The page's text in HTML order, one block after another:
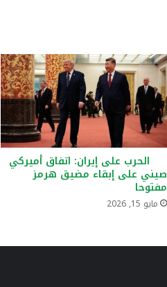
الحرب على إيران: اتفاق أميركي
صيني على إبقاء مضيق هرمز
مفتوحا
مايو 15, 2026